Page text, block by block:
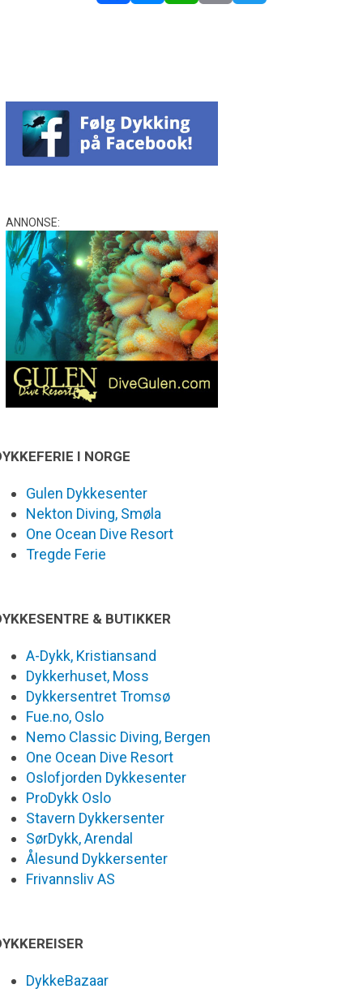
ANNONSE:
I NORGE
Gulen Dykkesenter
Nekton Diving, Smøla
One Ocean Dive Resort
Tregde Ferie
& BUTIKKER
A-Dykk, Kristiansand
Dykkerhuset, Moss
Dykkersentret Tromsø
Fue.no, Oslo
Nemo Classic Diving, Bergen
One Ocean Dive Resort
Oslofjorden Dykkesenter
ProDykk Oslo
Stavern Dykkersenter
SørDykk, Arendal
Ålesund Dykkersenter
Frivannsliv AS
DykkeBazaar